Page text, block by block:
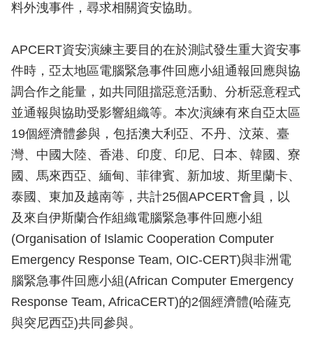
料外洩事件，尋求相關資安協助。
APCERT資安演練主要目的在於測試發生重大資安事
件時，亞太地區電腦緊急事件回應小組通報回應與協
調合作之能量，如共同阻擋惡意活動、分析惡意程式
並通報與協助受影響組織等。本次演練有來自亞太區
19個經濟體參與，包括澳大利亞、不丹、汶萊、臺
灣、中國大陸、香港、印度、印尼、日本、韓國、寮
國、馬來西亞、緬甸、菲律賓、新加坡、斯里蘭卡、
泰國、東加及越南等，共計25個APCERT會員，以
及來自伊斯蘭合作組織電腦緊急事件回應小組
(Organisation of Islamic Cooperation Computer
Emergency Response Team, OIC-CERT)與非洲電
腦緊急事件回應小組(African Computer Emergency
Response Team, AfricaCERT)的2個經濟體(哈薩克
與突尼西亞)共同參與。